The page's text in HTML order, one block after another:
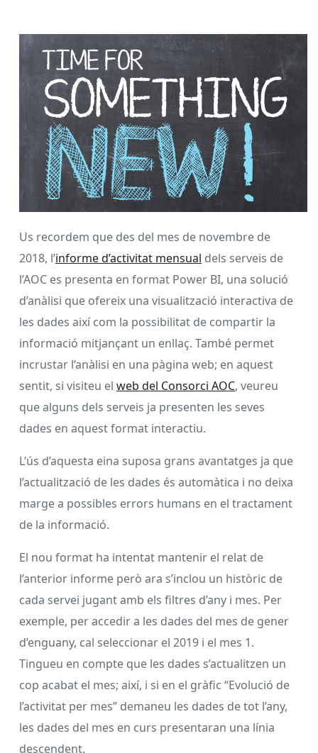
Us recordem que des del mes de novembre de
2018, l’informe d’activitat mensual dels serveis de
l’AOC es presenta en format Power BI, una solució
d’anàlisi que ofereix una visualització interactiva de
les dades així com la possibilitat de compartir la
informació mitjançant un enllaç. També permet
incrustar l’anàlisi en una pàgina web; en aquest
sentit, si visiteu el web del Consorci AOC, veureu
que alguns dels serveis ja presenten les seves
dades en aquest format interactiu.
L’ús d’aquesta eina suposa grans avantatges ja que
l’actualització de les dades és automàtica i no deixa
marge a possibles errors humans en el tractament
de la informació.
El nou format ha intentat mantenir el relat de
l’anterior informe però ara s’inclou un històric de
cada servei jugant amb els filtres d’any i mes. Per
exemple, per accedir a les dades del mes de gener
d’enguany, cal seleccionar el 2019 i el mes 1.
Tingueu en compte que les dades s’actualitzen un
cop acabat el mes; així, i si en el gràfic “Evolució de
l’activitat per mes” demaneu les dades de tot l’any,
les dades del mes en curs presentaran una línia
descendent.